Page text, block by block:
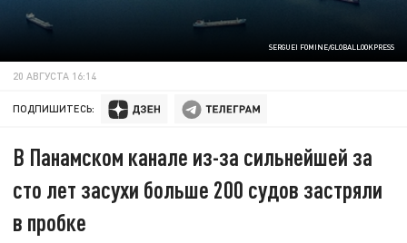
SERGUEI FOMINE/GLOBALLOOKPRESS
20 АВГУСТА 16:14
ПОДПИШИТЕСЬ:
В Панамском канале из-за сильнейшей за
сто лет засухи больше 200 судов застряли
в пробке